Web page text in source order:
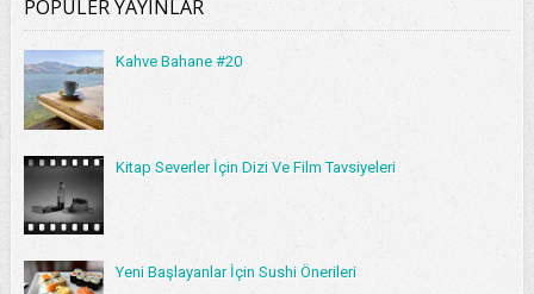
POPÜLER YAYINLAR
Kahve Bahane #20
Kitap Severler İçin Dizi Ve Film Tavsiyeleri
Yeni Başlayanlar İçin Sushi Önerileri